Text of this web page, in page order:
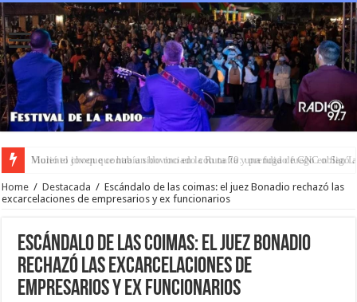
Murió el joven que había sido rociado con nafta y prendido fuego en San
Home / Destacada / Escándalo de las coimas: el juez Bonadio rechazó las
excarcelaciones de empresarios y ex funcionarios
Escándalo de las coimas: el juez Bonadio
rechazó las excarcelaciones de
empresarios y ex funcionarios